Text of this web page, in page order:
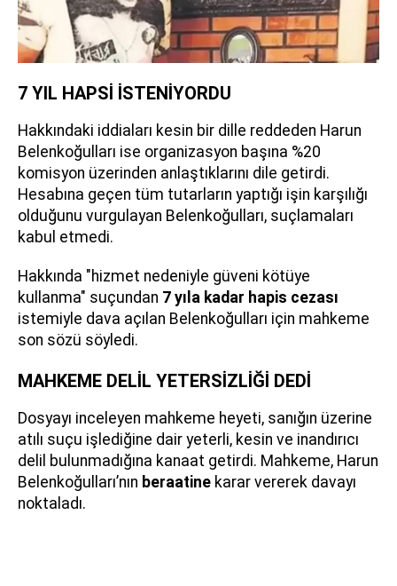
7 YIL HAPSİ İSTENİYORDU
Hakkındaki iddiaları kesin bir dille reddeden Harun
Belenkoğulları ise organizasyon başına %20
komisyon üzerinden anlaştıklarını dile getirdi.
Hesabına geçen tüm tutarların yaptığı işin karşılığı
olduğunu vurgulayan Belenkoğulları, suçlamaları
kabul etmedi.
Hakkında "hizmet nedeniyle güveni kötüye
kullanma" suçundan 7 yıla kadar hapis cezası
istemiyle dava açılan Belenkoğulları için mahkeme
son sözü söyledi.
MAHKEME DELİL YETERSİZLİĞİ DEDİ
Dosyayı inceleyen mahkeme heyeti, sanığın üzerine
atılı suçu işlediğine dair yeterli, kesin ve inandırıcı
delil bulunmadığına kanaat getirdi. Mahkeme, Harun
Belenkoğulları’nın beraatine karar vererek davayı
noktaladı.